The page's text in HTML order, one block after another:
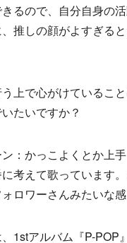
るので、自分自身の
推しの顔がよすぎる
上で心がけているこ
たいですか？
：かっこよくとか上
考えて歌っています
ロワーさんみたいな
1stアルバム『P-